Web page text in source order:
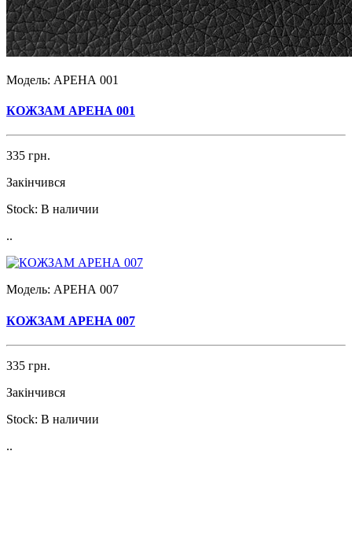
Модель: АРЕНА 001
КОЖЗАМ АРЕНА 001
335 грн.
Закінчився
Stock: В наличии
..
Модель: АРЕНА 007
КОЖЗАМ АРЕНА 007
335 грн.
Закінчився
Stock: В наличии
..